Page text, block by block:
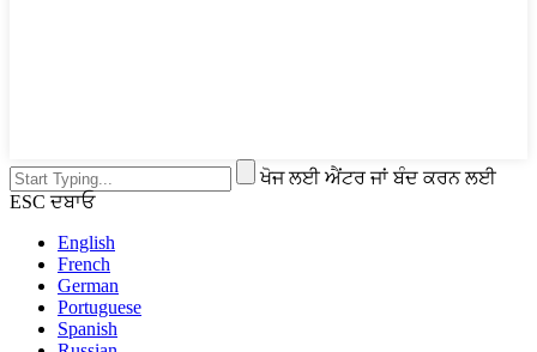
ਖੋਜ ਲਈ ਐਂਟਰ ਜਾਂ ਬੰਦ ਕਰਨ ਲਈ
ESC ਦਬਾਓ
English
French
German
Portuguese
Spanish